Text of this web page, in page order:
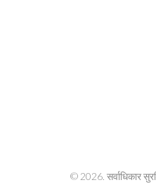
© 2026. सर्वाधिकार